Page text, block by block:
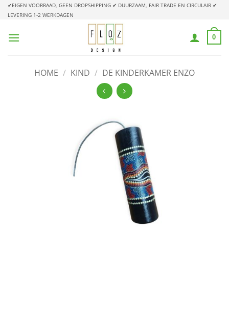
Ga
naar
✔EIGEN VOORRAAD, GEEN DROPSHIPPING ✔ DUURZAAM, FAIR TRADE EN CIRCULAIR ✔
LEVERING 1-2 WERKDAGEN
0
HOME / KIND / DE KINDERKAMER ENZO